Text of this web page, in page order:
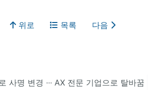
위로 목록 다음
사명 변경 ∙∙∙ AX 전문 기업으로 탈바꿈